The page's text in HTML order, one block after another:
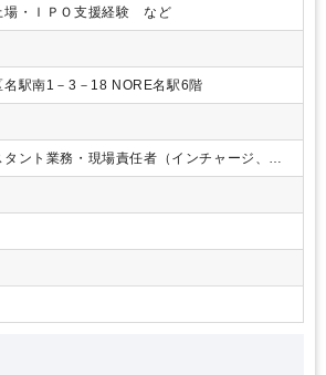
場・ＩＰＯ支援経験 など
名駅南1－3－18 NORE名駅6階
ント業務・現場責任者（インチャージ、マ